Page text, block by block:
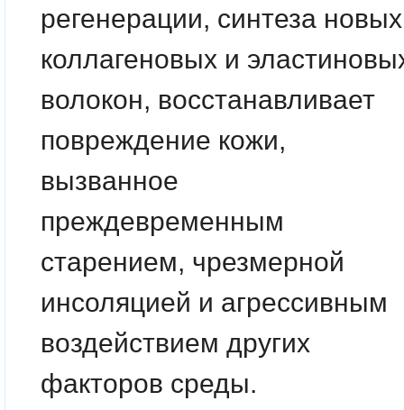
регенерации, синтеза новых
коллагеновых и
волокон, восстанавливает
повреждение кожи,
вызванное
преждевременным
старением, чрезмерной
инсоляцией и агрессивным
воздействием других
факторов среды.